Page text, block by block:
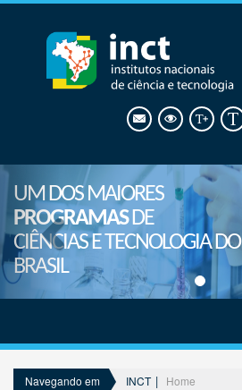
UM DOS MAIORES
PROGRAMASDE
CIÊNCIAS E TECNOLOGIA DO
BRASIL
Navegando em INCT Home